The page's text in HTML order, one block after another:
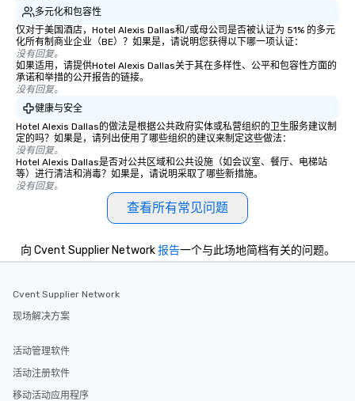
and every budget.
多元化和包容性
仅对于美国酒店，Hotel Alexis Dallas和/或母公司是否被认证为 51% 的多元
化所有制商业企业（BE）？如果是，请说明您获得以下哪一项认证：
没有回复。
如果适用，请提供Hotel Alexis Dallas关于其在多样性、公平和包容性方面的
承诺和举措的公开报告的链接。
没有回复。
健康与安全
Hotel Alexis Dallas的做法是根据公共政府实体或私营组织的卫生服务建议制
定的吗？如果是，请列出使用了哪些组织的建议来制定这些做法：
没有回复。
Hotel Alexis Dallas是否对公共区域和公共设施（如会议室、餐厅、电梯站
等）进行清洁和消毒？如果是，请说明采取了哪些新措施。
没有回复。
查看所有常见问题
向 Cvent Supplier Network报告一个与此场地简档有关的问题。
Cvent Supplier Network
现场解决方案
活动管理软件
活动注册软件
移动活动应用程序